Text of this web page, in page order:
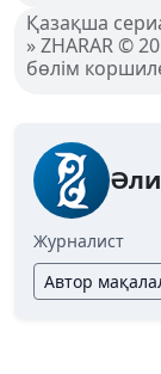
Қазақша
» ZHARAR ©
бөлім
Журналист
Автор